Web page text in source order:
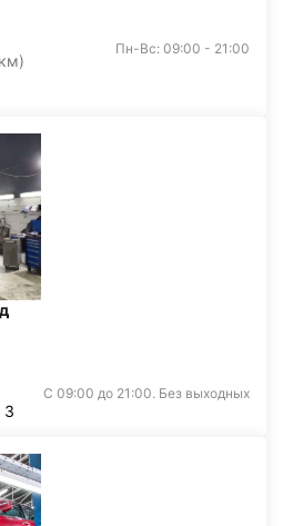
Пн-Вс: 09:00 - 21:00
С 09:00 до 21:00. Без выходных
3